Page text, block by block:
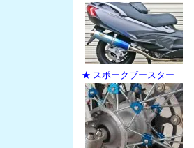
★ スポークブースター